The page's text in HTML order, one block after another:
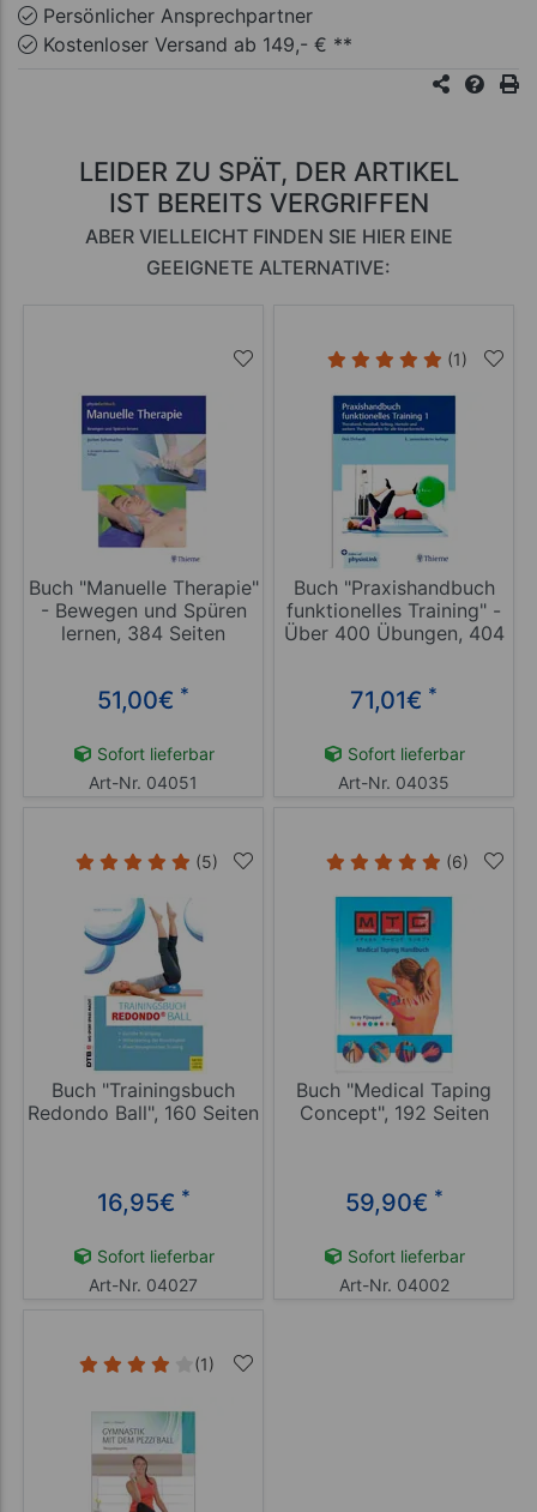
Persönlicher Ansprechpartner
Kostenloser Versand ab 149,- € **
LEIDER ZU SPÄT, DER ARTIKEL
IST BEREITS VERGRIFFEN
ABER VIELLEICHT FINDEN SIE HIER EINE
GEEIGNETE ALTERNATIVE:
Buch "Manuelle Therapie"
- Bewegen und Spüren
lernen, 384 Seiten
51,00€ *
Sofort lieferbar
Art-Nr. 04051
(1)
Buch "Praxishandbuch
funktionelles Training" -
Über 400 Übungen, 404
71,01€ *
Sofort lieferbar
Art-Nr. 04035
(5)
Buch "Trainingsbuch
Redondo Ball", 160 Seiten
16,95€ *
Sofort lieferbar
Art-Nr. 04027
(6)
Buch "Medical Taping
Concept", 192 Seiten
59,90€ *
Sofort lieferbar
Art-Nr. 04002
(1)